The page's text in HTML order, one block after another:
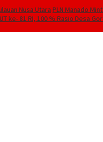
Nusa Utara PLN Manado
ke- 81 RI, 100 % Rasio Desa